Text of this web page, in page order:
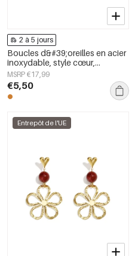
2 à 5 jours
Boucles d&#39;oreilles en acier
inoxydable, style cœur,
collection simple, bijoux pour
femmes
MSRP €17,99
€5,50
Entrepôt de l'UE